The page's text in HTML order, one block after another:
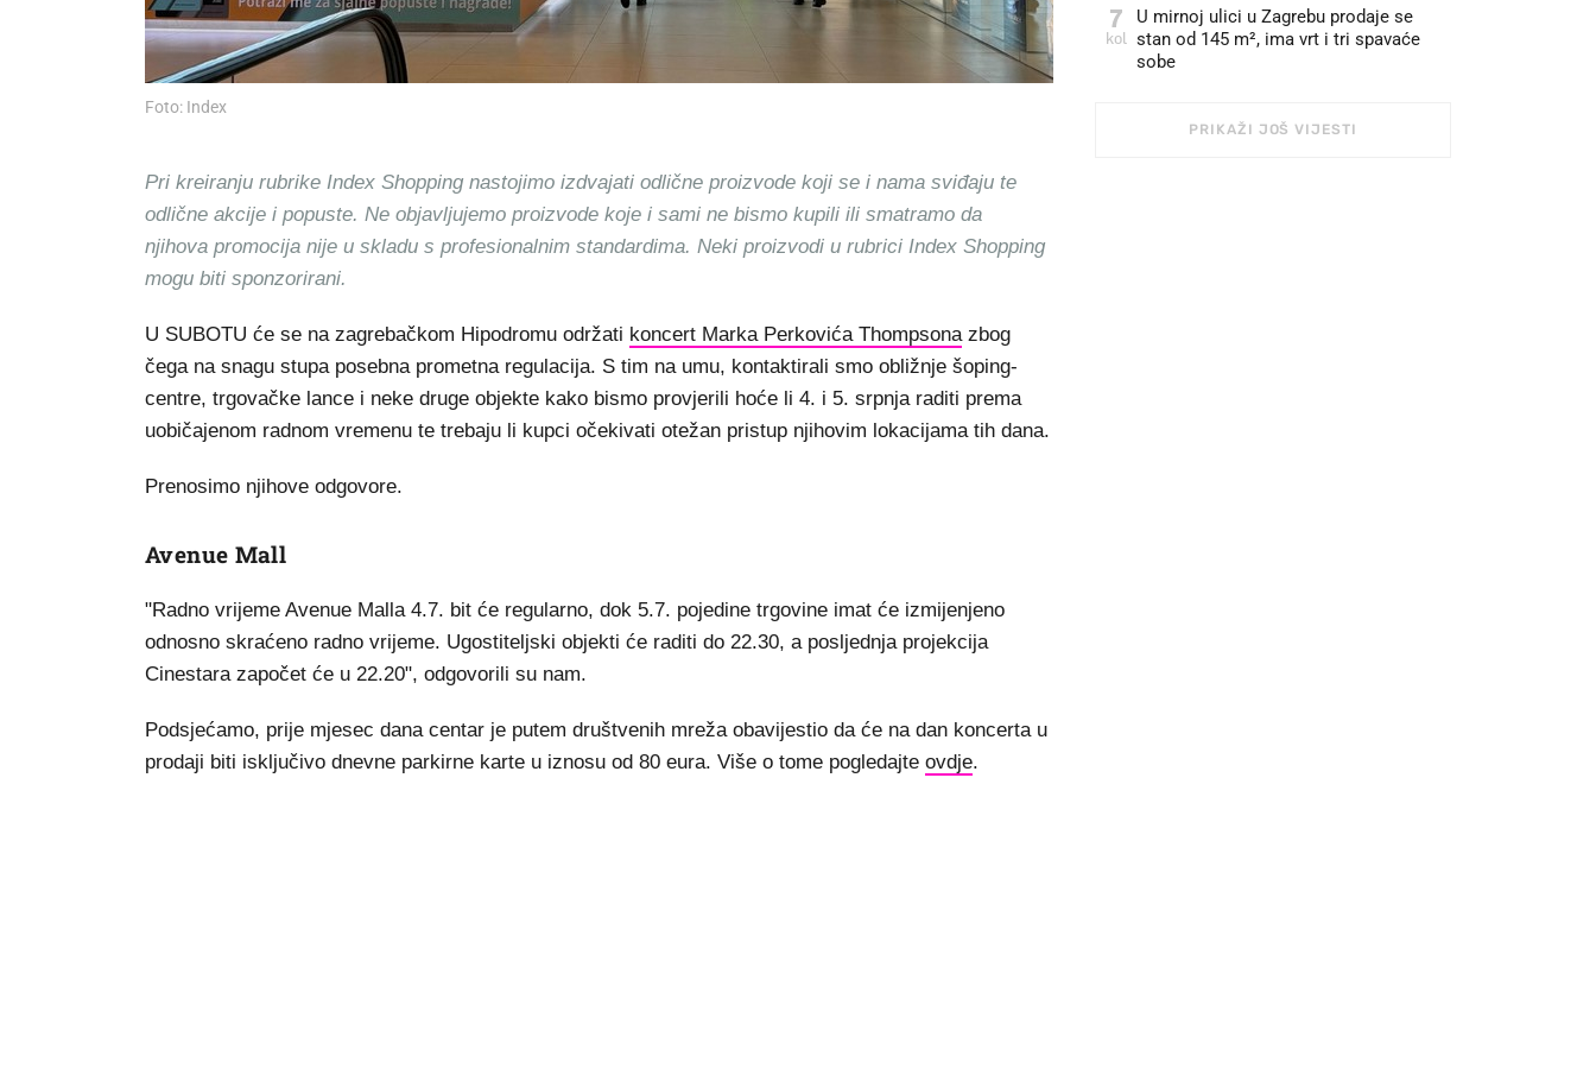
Foto: Index
Pri kreiranju rubrike Index Shopping nastojimo izdvajati odlične proizvode koji se i nama sviđaju te
odlične akcije i popuste. Ne objavljujemo proizvode koje i sami ne bismo kupili ili smatramo da
njihova promocija nije u skladu s profesionalnim standardima. Neki proizvodi u rubrici Index Shopping
mogu biti sponzorirani.
U SUBOTU će se na zagrebačkom Hipodromu održati koncert Marka Perkovića Thompsonazbog
čega na snagu stupa posebna prometna regulacija. S tim na umu, kontaktirali smo obližnje šoping-
centre, trgovačke lance i neke druge objekte kako bismo provjerili hoće li 4. i 5. srpnja raditi prema
uobičajenom radnom vremenu te trebaju li kupci očekivati otežan pristup njihovim lokacijama tih dana.
Prenosimo njihove odgovore.
Avenue Mall
"Radno vrijeme Avenue Malla 4.7. bit će regularno, dok 5.7. pojedine trgovine imat će izmijenjeno
odnosno skraćeno radno vrijeme. Ugostiteljski objekti će raditi do 22.30, a posljednja projekcija
Cinestara započet će u 22.20", odgovorili su nam.
Podsjećamo, prije mjesec dana centar je putem društvenih mreža obavijestio da će na dan koncerta u
prodaji biti isključivo dnevne parkirne karte u iznosu od 80 eura. Više o tome pogledajte ovdje.
7
kol
U mirnoj ulici u Zagrebu prodaje se
stan od 145 m², ima vrt i tri spavaće
sobe
PRIKAŽI JOŠ VIJESTI